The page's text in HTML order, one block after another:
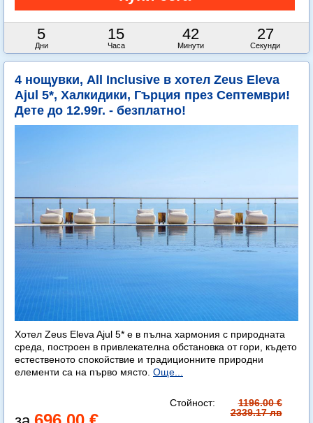
5
Дни
15
Часа
42
Минути
25
Секунди
4 нощувки, All Inclusive в хотел Zeus Eleva
Ajul 5*, Халкидики, Гърция през Септември!
Дете до 12.99г. - безплатно!
Хотел Zeus Eleva Ajul 5* е в пълна хармония с природната
среда, построен в привлекателна обстановка от гори, където
естественото спокойствие и традиционните природни
елементи са на първо място. Още...
Стойност:
1196.00 €
2339.17 лв